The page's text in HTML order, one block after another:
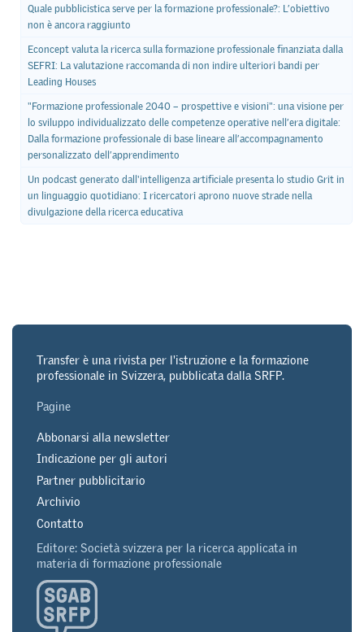
Quale pubblicistica serve per la formazione professionale?: L’obiettivo
non è ancora raggiunto
Econcept valuta la ricerca sulla formazione professionale finanziata dalla
SEFRI: La valutazione raccomanda di non indire ulteriori bandi per
Leading Houses
"Formazione professionale 2040 – prospettive e visioni": una visione per
lo sviluppo individualizzato delle competenze operative nell’era digitale:
Dalla formazione professionale di base lineare all’accompagnamento
personalizzato dell’apprendimento
Un podcast generato dall'intelligenza artificiale presenta lo studio Grit in
un linguaggio quotidiano: I ricercatori aprono nuove strade nella
divulgazione della ricerca educativa
Transfer è una rivista per l'istruzione e la formazione
professionale in Svizzera, pubblicata dalla SRFP.
Pagine
Abbonarsi alla newsletter
Indicazione per gli autori
Partner pubblicitario
Archivio
Contatto
Editore: Società svizzera per la ricerca applicata in
materia di formazione professionale